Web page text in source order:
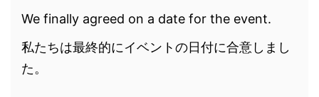
We finally agreed on a date for the event.
私たちは最終的にイベントの日付に合意しまし
た。